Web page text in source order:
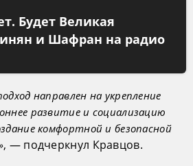
Будет Великая
и Шафран на радио
направлен на укрепление
развитие и социализацию
комфортной и безопасной
, — подчеркнул Кравцов.